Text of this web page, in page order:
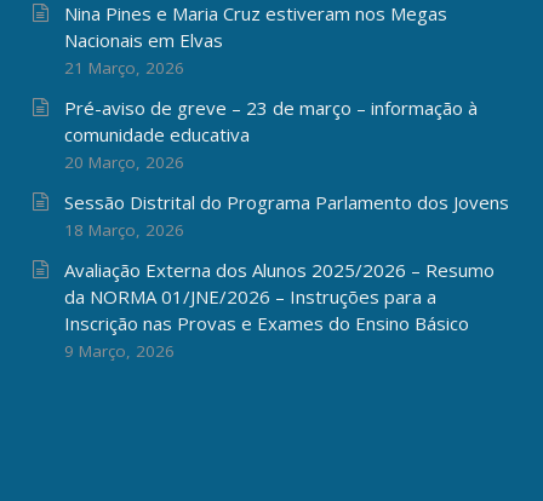
Nina Pines e Maria Cruz estiveram nos Megas
Nacionais em Elvas
21 Março, 2026
Pré-aviso de greve – 23 de março – informação à
comunidade educativa
20 Março, 2026
Sessão Distrital do Programa Parlamento dos Jovens
18 Março, 2026
Avaliação Externa dos Alunos 2025/2026 – Resumo
da NORMA 01/JNE/2026 – Instruções para a
Inscrição nas Provas e Exames do Ensino Básico
9 Março, 2026